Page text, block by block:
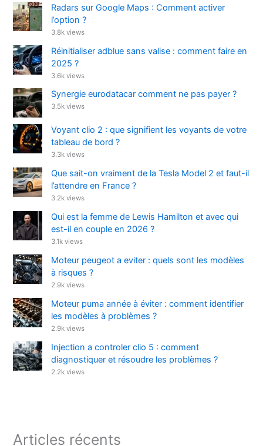
Radars sur Google Maps : Comment activer
l’option ?
3.8k views
Réinitialiser adblue sans valise : comment faire en
2025 ?
3.6k views
Synergie eurodatacar comment ne pas payer ?
3.5k views
Voyant clio 2 : que signifient les voyants de votre
tableau de bord ?
3.3k views
Que sait-on vraiment de la Tesla Model 2 et faut-il
l’attendre en France ?
3.2k views
Qui est la femme de Lewis Hamilton et avec qui
est-il en couple en 2026 ?
3.1k views
Moteur peugeot a eviter : quels sont les modèles
à risques ?
2.9k views
Moteur puma année à éviter : comment identifier
les modèles à problèmes ?
2.9k views
Injection a controler clio 5 : comment
diagnostiquer et résoudre les problèmes ?
2.2k views
Articles récents